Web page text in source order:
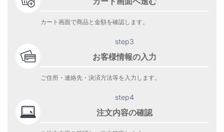
カート画面で商品と金額を確認します。
step3
お客様情報の入力
ご住所・連絡先・決済方法等を入力します。
step4
注文内容の確認